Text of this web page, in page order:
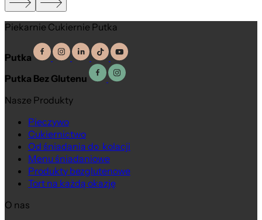
Piekarnie Cukiernie Putka
Putka
Putka Bez Glutenu
Nasze Produkty
Pieczywo
Cukiernictwo
Od śniadania do kolacji
Menu śniadaniowe
Produkty bezglutenowe
Tort na każdą okazję
O nas